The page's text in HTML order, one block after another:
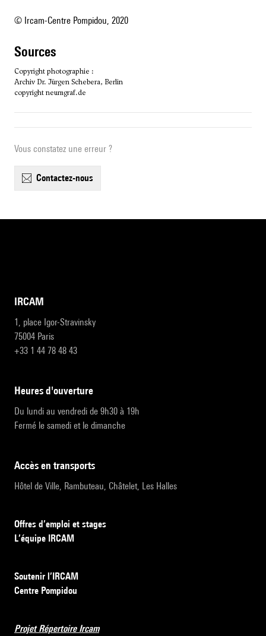
© Ircam-Centre Pompidou, 2020
sources
Copyright photographie :
Archiv Dr. Jürgen Schebera, Berlin
copyrightneumgraf.de
Vous constatez une erreur ?
contactez-nous
IRCAM
1, place Igor-Stravinsky
75004 Paris
+33 1 44 78 48 43
heures d'ouverture
Du lundi au vendredi de 9h30 à 19h
Fermé le samedi et le dimanche
accès en transports
Hôtel de Ville, Rambuteau, Châtelet, Les Halles
Offres d’emploi et stages
L’équipe IRCAM
Soutenir l’IRCAM
Centre Pompidou
Projet Répertoire Ircam